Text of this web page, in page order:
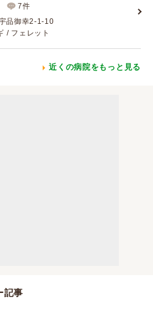
7件
品御幸2-1-10
/ フェレット
近くの病院をもっと見る
記事